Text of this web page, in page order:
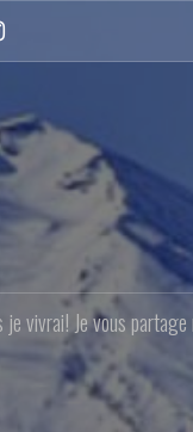
vivrai! Je vous